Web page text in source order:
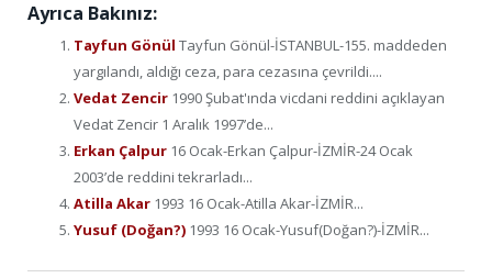
Ayrıca Bakınız:
Tayfun Gönül Tayfun Gönül-İSTANBUL-155. maddeden
yargılandı, aldığı ceza, para cezasına çevrildi....
Vedat Zencir 1990 Şubat'ında vicdani reddini açıklayan
Vedat Zencir 1 Aralık 1997’de...
Erkan Çalpur 16 Ocak-Erkan Çalpur-İZMİR-24 Ocak
2003’de reddini tekrarladı...
Atilla Akar 1993 16 Ocak-Atilla Akar-İZMİR...
Yusuf (Doğan?) 1993 16 Ocak-Yusuf(Doğan?)-İZMİR...